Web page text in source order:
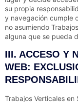
su propia
y navegación cumple
no asumiendo
alguna que se pueda
III. ACCESO Y
WEB:
Trabajos Verticales en